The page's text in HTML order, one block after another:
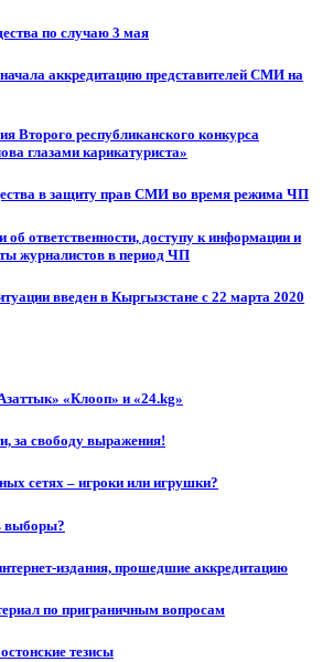
по случаю 3 мая
аккредитацию представителей СМИ на
Второго республиканского конкурса
глазами карикатуриста»
в защиту прав СМИ во время режима ЧП
ответственности, доступу к информации и
журналистов в период ЧП
введен в Кыргызстане с 22 марта 2020
«Клооп» и «24.kg»
за свободу выражения!
сетях – игроки или игрушки?
выборы?
издания, прошедшие аккредитацию
по приграничным вопросам
тезисы